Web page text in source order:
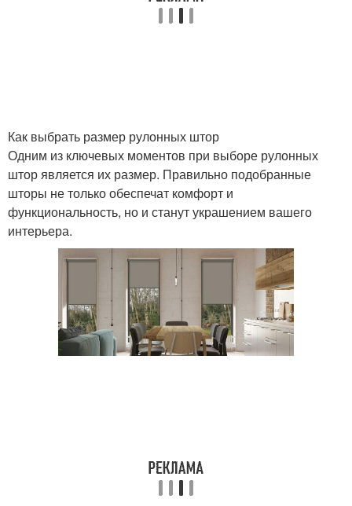
Как выбрать размер рулонных штор
Одним из ключевых моментов при выборе рулонных
штор является их размер. Правильно подобранные
шторы не только обеспечат комфорт и
функциональность, но и станут украшением вашего
интерьера.